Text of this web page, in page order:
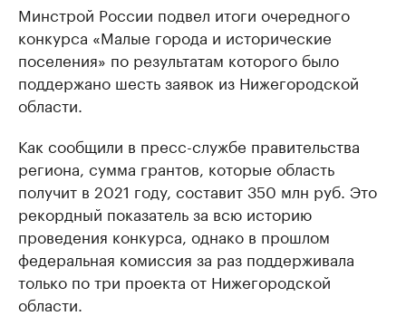
Минстрой России подвел итоги очередного
конкурса «Малые города и исторические
поселения» по результатам которого было
поддержано шесть заявок из Нижегородской
области.
Как сообщили в пресс-службе правительства
региона, сумма грантов, которые область
получит в 2021 году, составит 350 млн руб. Это
рекордный показатель за всю историю
проведения конкурса, однако в прошлом
федеральная комиссия за раз поддерживала
только по три проекта от Нижегородской
области.